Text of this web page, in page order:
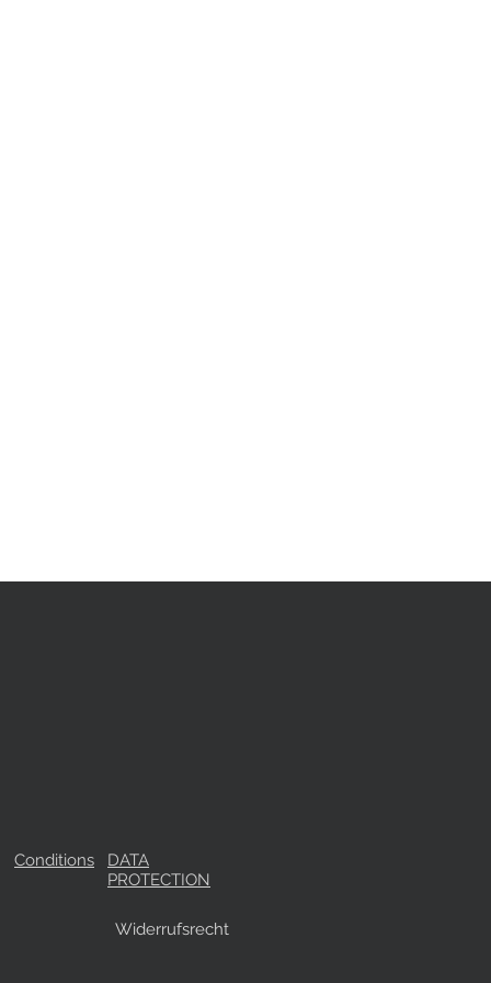
Conditions
DATA
PROTECTION
Widerrufsrecht